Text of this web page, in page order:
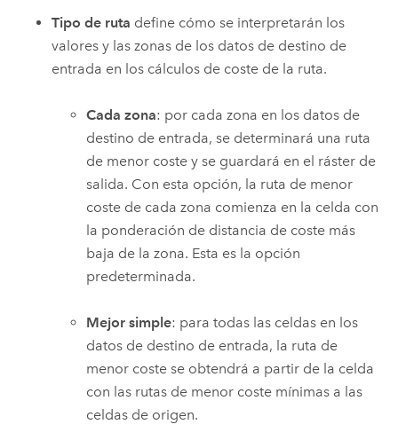
Tipo de ruta define cómo se interpretarán los
valores y las zonas de los datos de destino de
entrada en los cálculos de coste de la ruta.
Cada zona: por cada zona en los datos de
destino de entrada, se determinará una ruta
de menor coste y se guardará en el ráster de
salida. Con esta opción, la ruta de menor
coste de cada zona comienza en la celda con
la ponderación de distancia de coste más
baja de la zona. Esta es la opción
predeterminada.
Mejor simple: para todas las celdas en los
datos de destino de entrada, la ruta de
menor coste se obtendrá a partir de la celda
con las rutas de menor coste mínimas a las
celdas de origen.